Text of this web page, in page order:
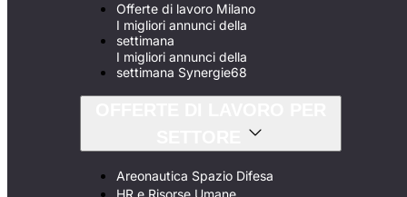
Offerte di lavoro Milano
I migliori annunci della
settimana
I migliori annunci della
settimana Synergie68
Areonautica Spazio Difesa
HR e Risorse Umane